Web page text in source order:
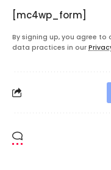
[mc4wp_form]
By signing up, you agree to
data practices in our